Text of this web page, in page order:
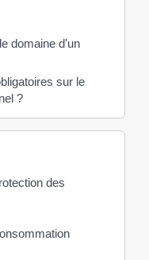
domaine d'un
sur le
?
des